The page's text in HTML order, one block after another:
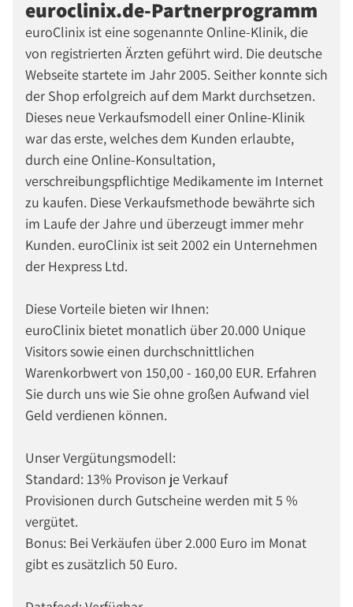
euroclinix.de-Partnerprogramm
euroClinix ist eine sogenannte Online-Klinik, die
von registrierten Ärzten geführt wird. Die deutsche
Webseite startete im Jahr 2005. Seither konnte sich
der Shop erfolgreich auf dem Markt durchsetzen.
Dieses neue Verkaufsmodell einer Online-Klinik
war das erste, welches dem Kunden erlaubte,
durch eine Online-Konsultation,
verschreibungspflichtige Medikamente im Internet
zu kaufen. Diese Verkaufsmethode bewährte sich
im Laufe der Jahre und überzeugt immer mehr
Kunden. euroClinix ist seit 2002 ein Unternehmen
der Hexpress Ltd.
Diese Vorteile bieten wir Ihnen:
euroClinix bietet monatlich über 20.000 Unique
Visitors sowie einen durchschnittlichen
Warenkorbwert von 150,00 - 160,00 EUR. Erfahren
Sie durch uns wie Sie ohne großen Aufwand viel
Geld verdienen können.
Unser Vergütungsmodell:
Standard: 13% Provison je Verkauf
Provisionen durch Gutscheine werden mit 5 %
vergütet.
Bonus: Bei Verkäufen über 2.000 Euro im Monat
gibt es zusätzlich 50 Euro.